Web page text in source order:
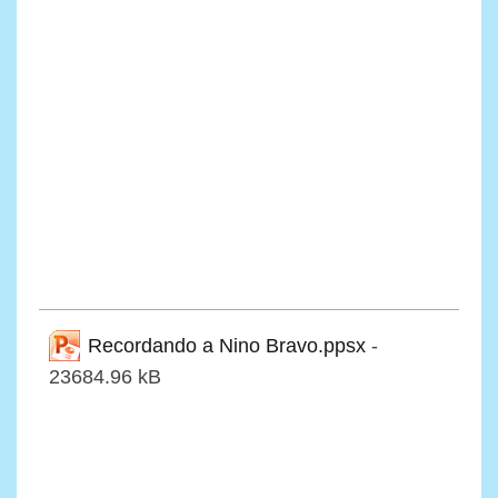
Recordando a Nino Bravo.ppsx -
23684.96 kB